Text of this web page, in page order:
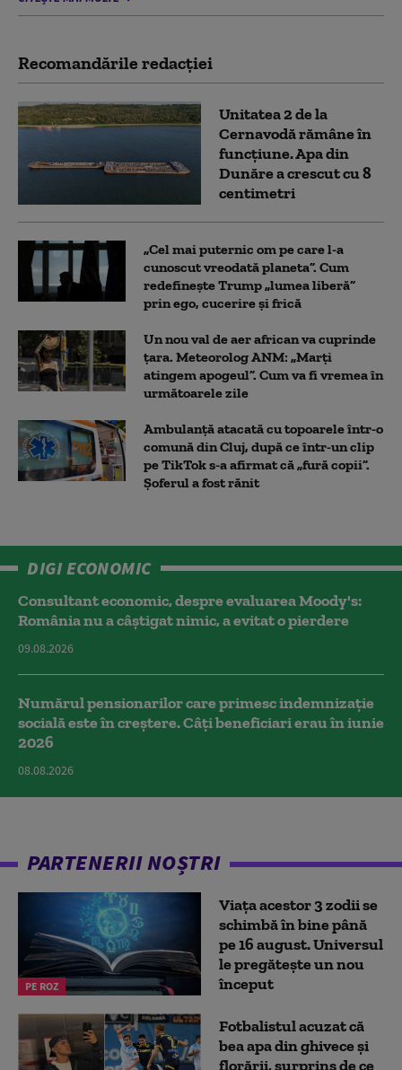
Recomandările redacţiei
Unitatea 2 de la
Cernavodă rămâne în
funcțiune. Apa din
Dunăre a crescut cu 8
centimetri
„Cel mai puternic om pe care l-a
cunoscut vreodată planeta”. Cum
redefinește Trump „lumea liberă”
prin ego, cucerire și frică
Un nou val de aer african va cuprinde
țara. Meteorolog ANM: „Marți
atingem apogeul”. Cum va fi vremea în
următoarele zile
Ambulanţă atacată cu topoarele într-o
comună din Cluj, după ce într-un clip
pe TikTok s-a afirmat că „fură copii”.
Șoferul a fost rănit
DIGI ECONOMIC
Consultant economic, despre evaluarea Moody's:
România nu a câştigat nimic, a evitat o pierdere
09.08.2026
Numărul pensionarilor care primesc indemnizaţie
socială este în creștere. Câți beneficiari erau în iunie
2026
08.08.2026
PARTENERII NOȘTRI
PE ROZ
Viața acestor 3 zodii se
schimbă în bine până
pe 16 august. Universul
le pregătește un nou
început
Fotbalistul acuzat că
bea apa din ghivece și
florării, surprins de ce